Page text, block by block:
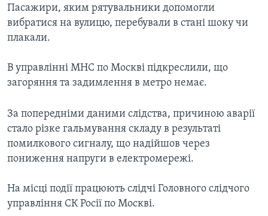
Пасажири, яким рятувальники допомогли
вибратися на вулицю, перебували в стані шоку чи
плакали.
В управлінні МНС по Москві підкреслили, що
загоряння та задимлення в метро немає.
За попередніми даними слідства, причиною аварії
стало різке гальмування складу в результаті
помилкового сигналу, що надійшов через
пониження напруги в електромережі.
На місці події працюють слідчі Головного слідчого
управління СК Росії по Москві.